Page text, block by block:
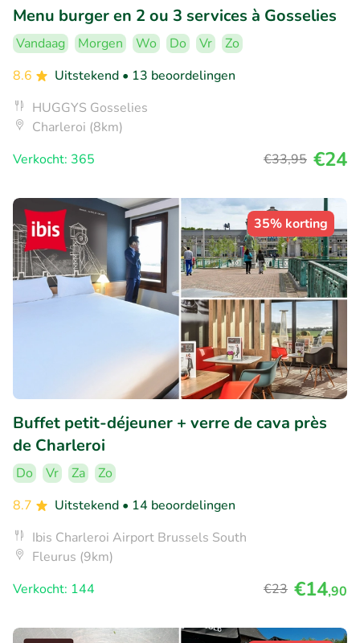
Menu burger en 2 ou 3 services à Gosselies
Vandaag Morgen Wo Do Vr
Zo
8.6
Uitstekend • 13 beoordelingen
HUGGYS Gosselies
Charleroi (8km)
Verkocht: 365
€33,95 €24
35% korting
Buffet petit-déjeuner + verre de cava près
de Charleroi
Do Vr Za
Zo
8.7
Uitstekend • 14 beoordelingen
Ibis Charleroi Airport Brussels South
Fleurus (9km)
Verkocht: 144
€23 €14,90